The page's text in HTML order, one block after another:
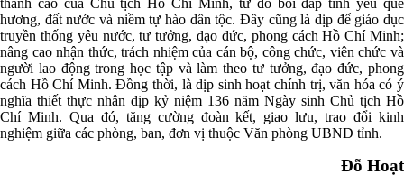
thanh cao của Chủ tịch Hồ Chí Minh, từ đó bồi đắp tình yêu quê
hương, đất nước và niềm tự hào dân tộc. Đây cũng là dịp để giáo dục
truyền thống yêu nước, tư tưởng, đạo đức, phong cách Hồ Chí Minh;
nâng cao nhận thức, trách nhiệm của cán bộ, công chức, viên chức và
người lao động trong học tập và làm theo tư tưởng, đạo đức, phong
cách Hồ Chí Minh. Đồng thời, là dịp sinh hoạt chính trị, văn hóa có ý
nghĩa thiết thực nhân dịp kỷ niệm 136 năm Ngày sinh Chủ tịch Hồ
Chí Minh. Qua đó, tăng cường đoàn kết, giao lưu, trao đổi kinh
nghiệm giữa các phòng, ban, đơn vị thuộc Văn phòng UBND tỉnh.
Đỗ Hoạt